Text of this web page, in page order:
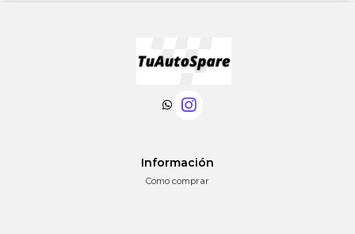
Información
Como comprar